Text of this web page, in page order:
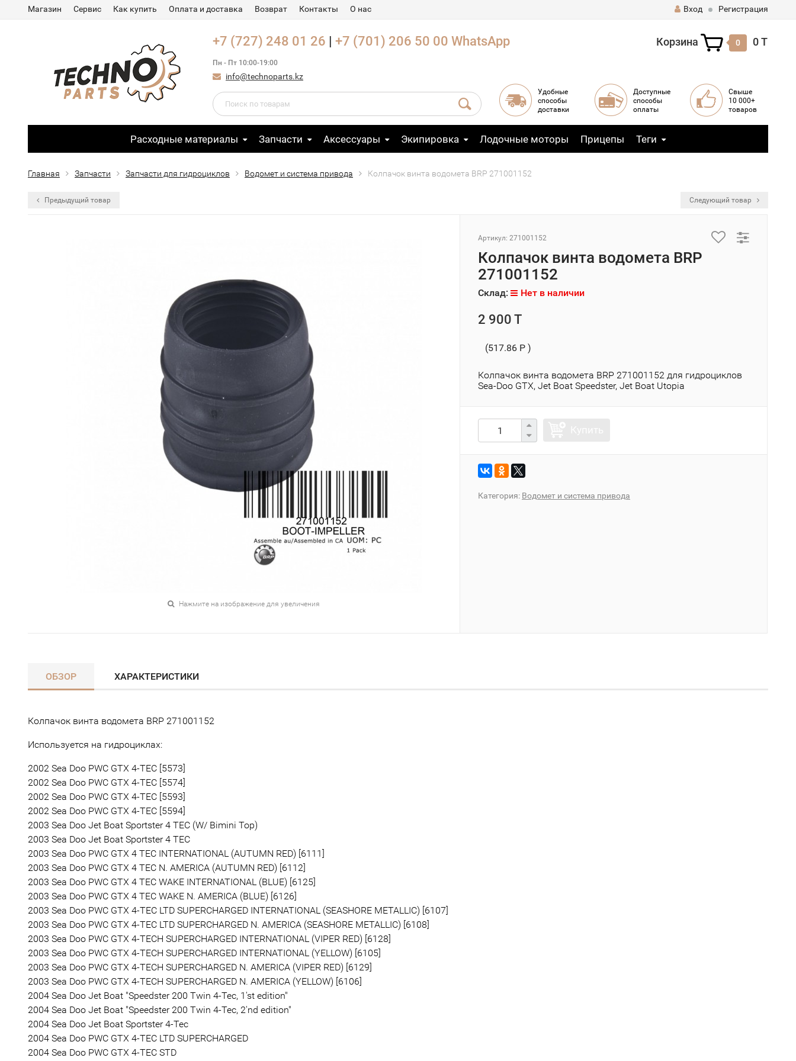
Магазин Сервис Как купить Оплата и доставка Возврат Контакты О нас Вход Регистрация
+7 (727) 248 01 26 | +7 (701) 206 50 00 WhatsApp
Пн - Пт 10:00-19:00
info@technoparts.kz
Корзина 0 0 T
Удобные
способы
доставки
Доступные
способы
оплаты
Свыше
10 000+
товаров
Расходные материалы Запчасти Аксессуары Экипировка Лодочные моторы Прицепы Теги
Главная Запчасти Запчасти для гидроциклов Водомет и система привода Колпачок винта водомета BRP 271001152
Предыдущий товар Следующий товар
Нажмите на изображение для увеличения
Артикул: 271001152
Колпачок винта водомета BRP
271001152
Склад: Нет в наличии
2 900 T
(517.86 P )
Колпачок винта водомета BRP 271001152 для гидроциклов
Sea-Doo GTX, Jet Boat Speedster, Jet Boat Utopia
Категория: Водомет и система привода
ОБЗОР ХАРАКТЕРИСТИКИ
Колпачок винта водомета BRP 271001152
Используется на гидроциклах:
2002 Sea Doo PWC GTX 4-TEC [5573]
2002 Sea Doo PWC GTX 4-TEC [5574]
2002 Sea Doo PWC GTX 4-TEC [5593]
2002 Sea Doo PWC GTX 4-TEC [5594]
2003 Sea Doo Jet Boat Sportster 4 TEC (W/ Bimini Top)
2003 Sea Doo Jet Boat Sportster 4 TEC
2003 Sea Doo PWC GTX 4 TEC INTERNATIONAL (AUTUMN RED) [6111]
2003 Sea Doo PWC GTX 4 TEC N. AMERICA (AUTUMN RED) [6112]
2003 Sea Doo PWC GTX 4 TEC WAKE INTERNATIONAL (BLUE) [6125]
2003 Sea Doo PWC GTX 4 TEC WAKE N. AMERICA (BLUE) [6126]
2003 Sea Doo PWC GTX 4-TEC LTD SUPERCHARGED INTERNATIONAL (SEASHORE METALLIC) [6107]
2003 Sea Doo PWC GTX 4-TEC LTD SUPERCHARGED N. AMERICA (SEASHORE METALLIC) [6108]
2003 Sea Doo PWC GTX 4-TECH SUPERCHARGED INTERNATIONAL (VIPER RED) [6128]
2003 Sea Doo PWC GTX 4-TECH SUPERCHARGED INTERNATIONAL (YELLOW) [6105]
2003 Sea Doo PWC GTX 4-TECH SUPERCHARGED N. AMERICA (VIPER RED) [6129]
2003 Sea Doo PWC GTX 4-TECH SUPERCHARGED N. AMERICA (YELLOW) [6106]
2004 Sea Doo Jet Boat "Speedster 200 Twin 4-Tec, 1'st edition"
2004 Sea Doo Jet Boat "Speedster 200 Twin 4-Tec, 2'nd edition"
2004 Sea Doo Jet Boat Sportster 4-Tec
2004 Sea Doo PWC GTX 4-TEC LTD SUPERCHARGED
2004 Sea Doo PWC GTX 4-TEC STD